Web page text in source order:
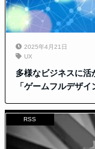
2025年4月21日
UX
多様なビジネスに
「ゲームフルデザ
RSS